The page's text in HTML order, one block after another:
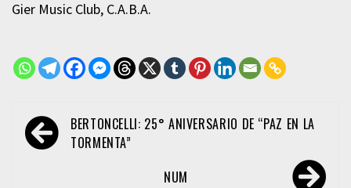
Gier Music Club C.A.B.A.
Navegación
de
BERTONCELLI: 25° ANIVERSARIO DE “PAZ EN LA
TORMENTA”
NUM